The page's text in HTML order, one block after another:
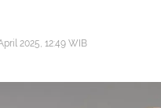
2025, 12:49 WIB